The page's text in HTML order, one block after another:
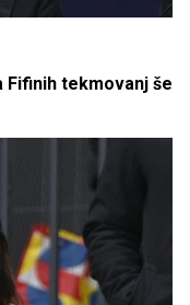
Fifinih tekmovanj še